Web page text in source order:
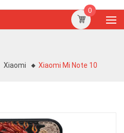
0
Xiaomi Xiaomi Mi Note 10